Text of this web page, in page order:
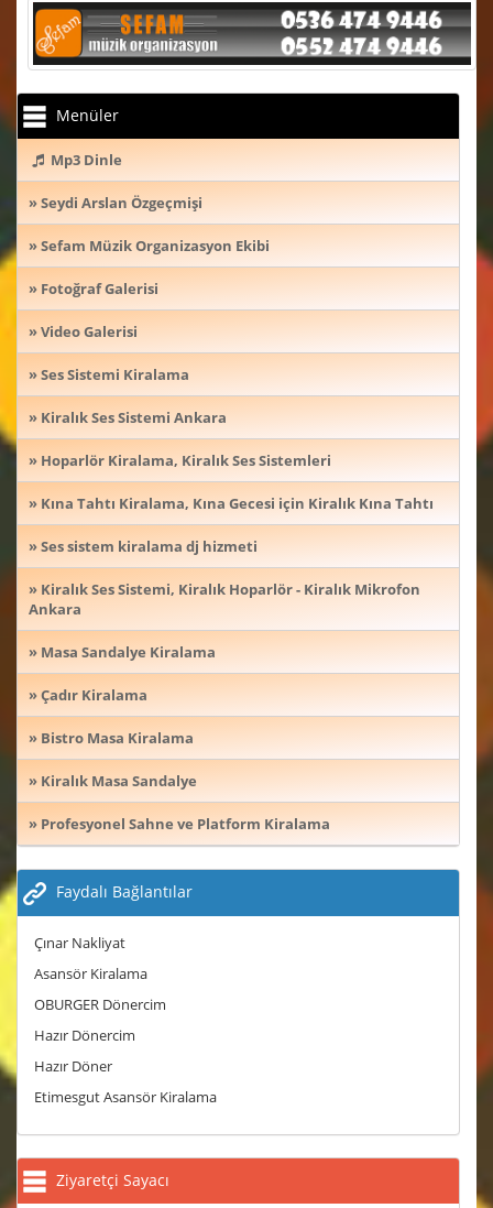
Menüler
Mp3 Dinle
» Seydi Arslan Özgeçmişi
» Sefam Müzik Organizasyon Ekibi
» Fotoğraf Galerisi
» Video Galerisi
» Ses Sistemi Kiralama
» Kiralık Ses Sistemi Ankara
» Hoparlör Kiralama, Kiralık Ses Sistemleri
» Kına Tahtı Kiralama, Kına Gecesi için Kiralık Kına Tahtı
» Ses sistem kiralama dj hizmeti
» Kiralık Ses Sistemi, Kiralık Hoparlör - Kiralık Mikrofon
Ankara
» Masa Sandalye Kiralama
» Çadır Kiralama
» Bistro Masa Kiralama
» Kiralık Masa Sandalye
» Profesyonel Sahne ve Platform Kiralama
Faydalı Bağlantılar
Çınar Nakliyat
Asansör Kiralama
OBURGER Dönercim
Hazır Dönercim
Hazır Döner
Etimesgut Asansör Kiralama
Ziyaretçi Sayacı